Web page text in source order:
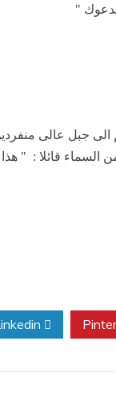
"
جبل عالى
قائلا : "